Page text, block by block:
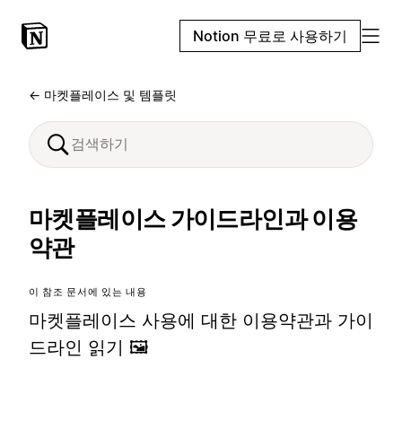
Notion 무료로 사용하기
← 마켓플레이스 및 템플릿
마켓플레이스 가이드라인과 이용
약관
이 참조 문서에 있는 내용
마켓플레이스 사용에 대한 이용약관과 가이
드라인 읽기 🖼️